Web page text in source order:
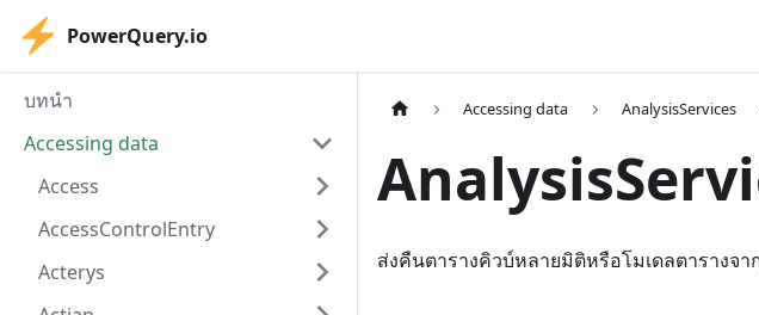
PowerQuery.io
บทนำ
Accessing data
Access
AccessControlEntry
Acterys
Accessing data AnalysisServices
ส่งคืนตารางคิวบ์หลายมิติหรือโมเดลตารางจ